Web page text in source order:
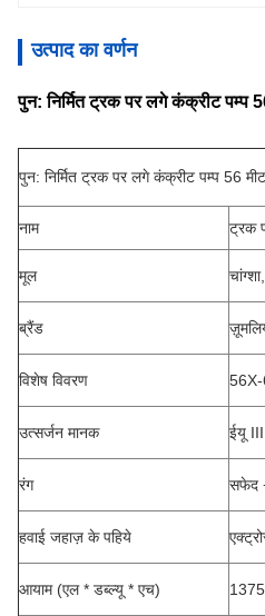
उत्पाद का वर्णन
पुन: निर्मित ट्रक पर लगे कंक्रीट पम्प
पुन: निर्मित ट्रक पर लगे कंक्रीट पम्प 56
नाम ट्रक
मूल
ब्रैंड
विशेष विवरण
उत्सर्जन मानक ईयू III
रंग सफेद
हवाई जहाज़ के पहिये
आयाम (एल * डब्ल्यू * एच)